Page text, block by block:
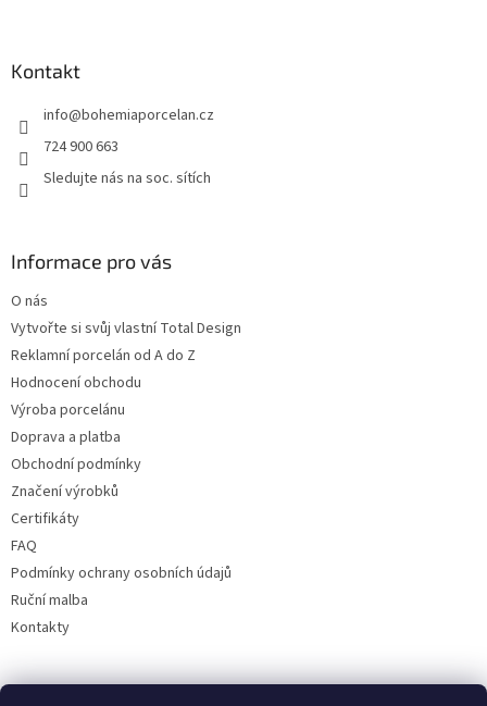
Kontakt
info@bohemiaporcelan.cz
724 900 663
Sledujte nás na soc. sítích
Informace pro vás
O nás
Vytvořte si svůj vlastní Total Design
Reklamní porcelán od A do Z
Hodnocení obchodu
Výroba porcelánu
Doprava a platba
Obchodní podmínky
Značení výrobků
Certifikáty
FAQ
Podmínky ochrany osobních údajů
Ruční malba
Kontakty